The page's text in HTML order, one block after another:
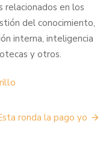
en los
del conocimiento,
interna, inteligencia
y otros.
ronda la pago yo